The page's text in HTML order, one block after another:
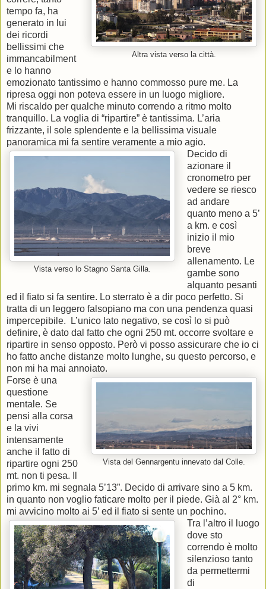
Altra vista verso la città.
tempo fa, ha
generato in lui
dei ricordi
bellissimi che
immancabilment
e lo hanno
emozionato tantissimo e hanno commosso pure me. La
ripresa oggi non poteva essere in un luogo migliore.
Mi riscaldo per qualche minuto correndo a ritmo molto
tranquillo. La voglia di “ripartire” è tantissima. L’aria
frizzante, il sole splendente e la bellissima visuale
panoramica mi fa sentire veramente a mio agio.
Vista verso lo Stagno Santa Gilla.
Decido di
azionare il
cronometro per
vedere se riesco
ad andare
quanto meno a 5’
a km. e così
inizio il mio
breve
allenamento. Le
gambe sono
alquanto pesanti
ed il fiato si fa sentire. Lo sterrato è a dir poco perfetto. Si
tratta di un leggero falsopiano ma con una pendenza quasi
impercepibile. L’unico lato negativo, se così lo si può
definire, è dato dal fatto che ogni 250 mt. occorre svoltare e
ripartire in senso opposto. Però vi posso assicurare che io ci
ho fatto anche distanze molto lunghe, su questo percorso, e
non mi ha mai annoiato.
Vista del Gennargentu innevato dal Colle.
Forse è una
questione
mentale. Se
pensi alla corsa
e la vivi
intensamente
anche il fatto di
ripartire ogni 250
mt. non ti pesa. Il
primo km. mi segnala 5’13”. Decido di arrivare sino a 5 km.
in quanto non voglio faticare molto per il piede. Già al 2° km.
mi avvicino molto ai 5’ ed il fiato si sente un pochino.
Tra l’altro il luogo
dove sto
correndo è molto
silenzioso tanto
da permettermi
di